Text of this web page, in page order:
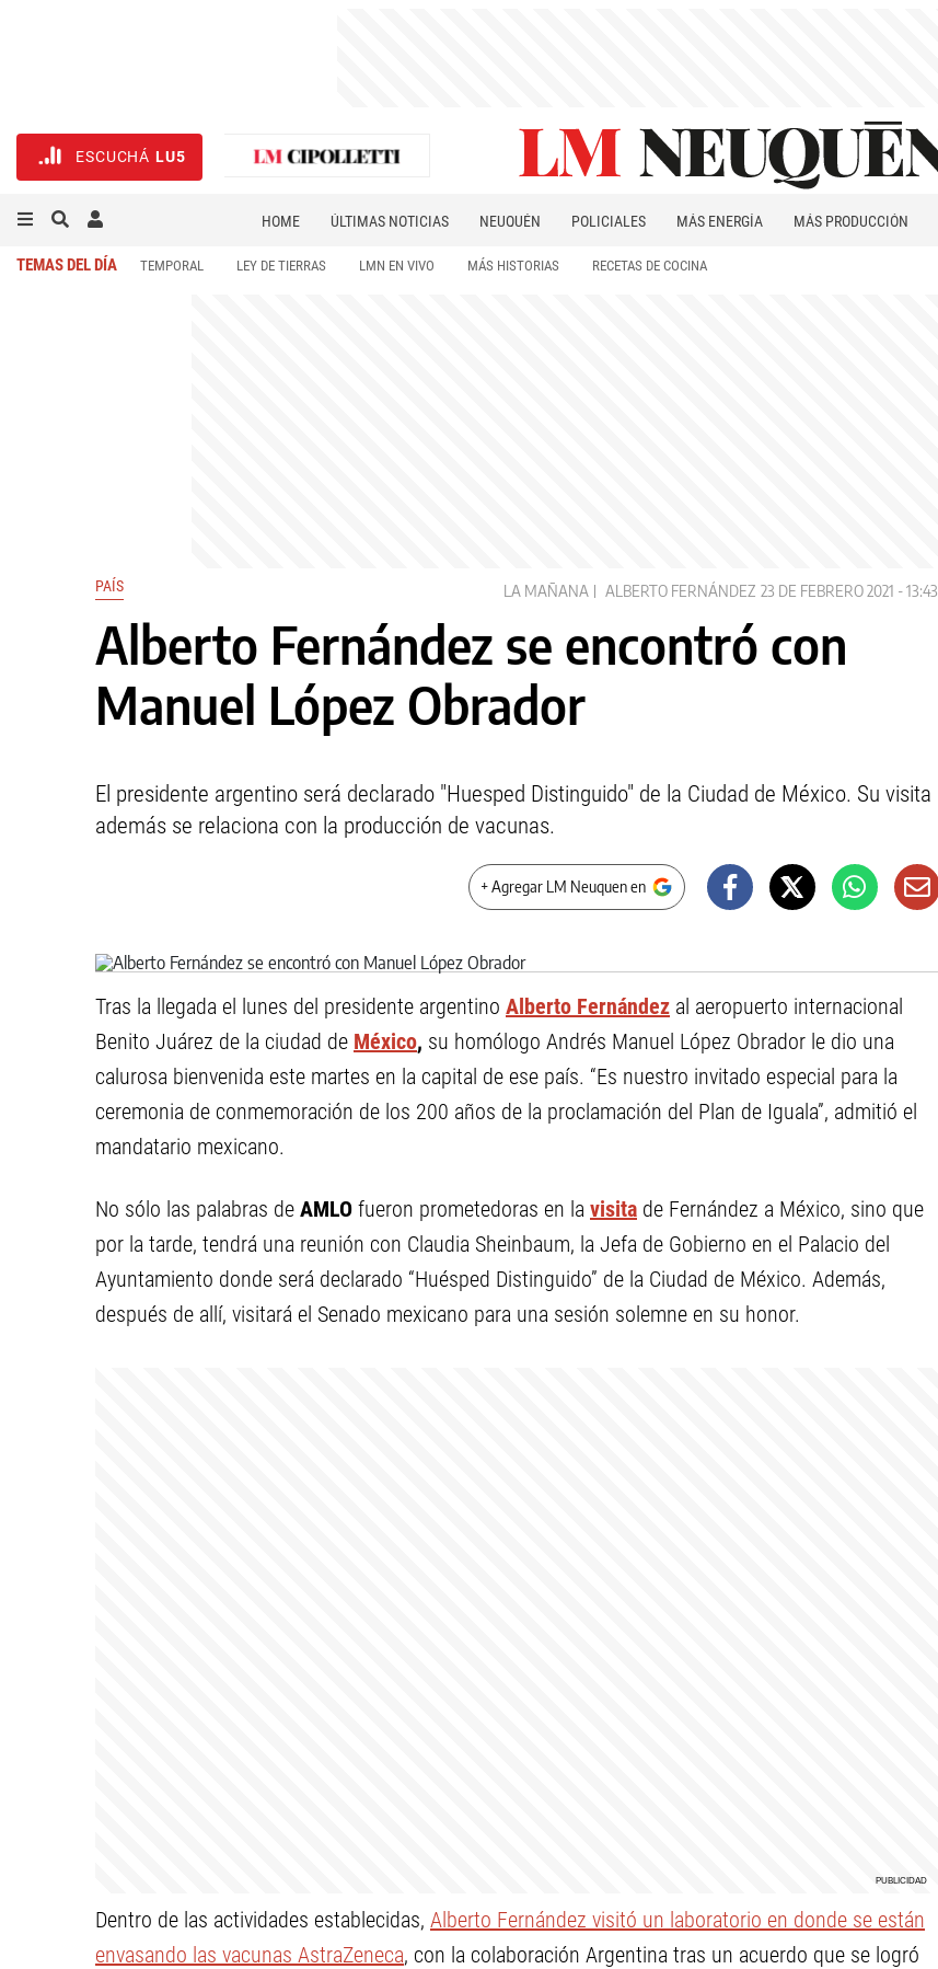
ESCUCHÁ LU5
HOME ÚLTIMAS NOTICIAS NEUQUÉN POLICIALES MÁS ENERGÍA MÁS PRODUCCIÓN
TEMAS DEL DÍA TEMPORAL LEY DE TIERRAS LMN EN VIVO MÁS HISTORIAS RECETAS DE COCINA
PAÍS LA MAÑANA ALBERTO FERNÁNDEZ 23 DE FEBRERO 2021 - 13:43
Alberto Fernández se encontró con
Manuel López Obrador
El presidente argentino será declarado "Huesped Distinguido" de la Ciudad de México. Su visita
además se relaciona con la producción de vacunas.
+ Agregar LM Neuquen en
Tras la llegada el lunes del presidente argentino Alberto Fernández al aeropuerto internacional
Benito Juárez de la ciudad de México, su homólogo Andrés Manuel López Obrador le dio una
calurosa bienvenida este martes en la capital de ese país. “Es nuestro invitado especial para la
ceremonia de conmemoración de los 200 años de la proclamación del Plan de Iguala”, admitió el
mandatario mexicano.
No sólo las palabras de AMLO fueron prometedoras en la visita de Fernández a México, sino que
por la tarde, tendrá una reunión con Claudia Sheinbaum, la Jefa de Gobierno en el Palacio del
Ayuntamiento donde será declarado “Huésped Distinguido” de la Ciudad de México. Además,
después de allí, visitará el Senado mexicano para una sesión solemne en su honor.
Dentro de las actividades establecidas, Alberto Fernández visitó un laboratorio en donde se están
envasando las vacunas AstraZeneca, con la colaboración Argentina tras un acuerdo que se logró